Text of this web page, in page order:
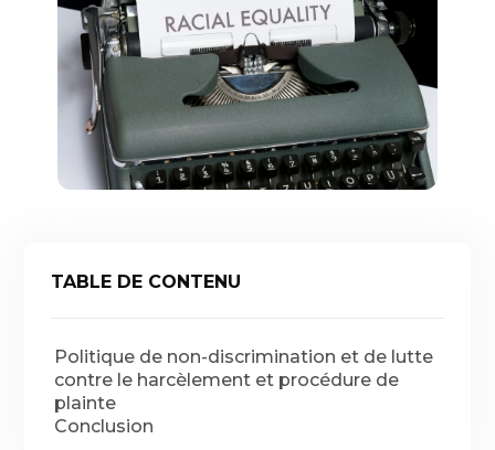
TABLE DE CONTENU
Politique de non-discrimination et de lutte
contre le harcèlement et procédure de
plainte
Conclusion